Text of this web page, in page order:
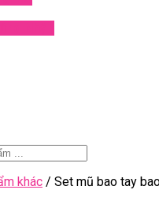
khác / Set mũ bao tay